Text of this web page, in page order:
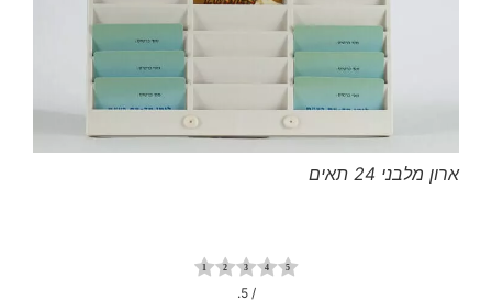
ארון מלבני 24 תאים
/ 5.